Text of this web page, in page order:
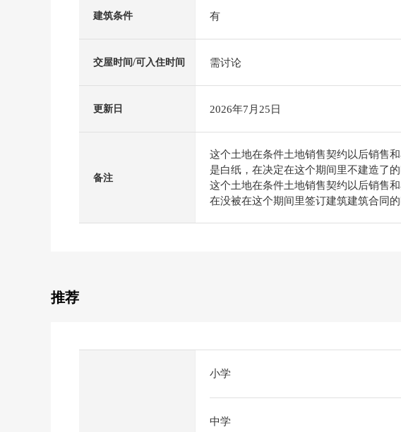
建筑条件 有
交屋时间/可入住时间 需讨论
更新日 2026年7月25日
备注
这个土地在条件土地销售契约以后销售
是白纸，在决定在这个期间里不建造了
这个土地在条件土地销售契约以后销售
在没被在这个期间里签订建筑建筑合同
推荐
小学
中学